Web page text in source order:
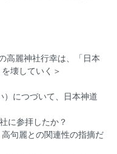
高麗神社行幸は、「日本
壊していく＞
）につづいて、日本神道
に参拝したか？
句麗との関連性の指摘だ